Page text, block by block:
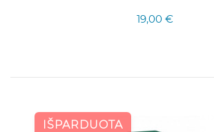
19,00 €
IŠPARDUOTA